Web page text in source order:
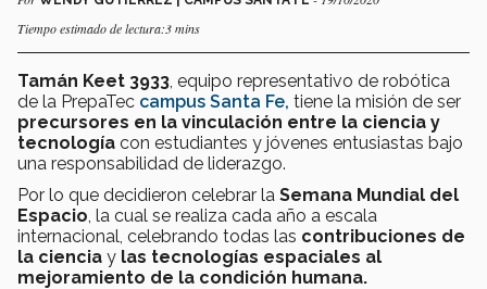
Tiempo estimado de lectura:3 mins
Tamán Keet 3933 , equipo representativo de robótica
de la PrepaTec campus Santa Fe, tiene la misión de ser
precursores en la vinculación entre la ciencia y
tecnología con estudiantes y jóvenes entusiastas bajo
una responsabilidad de liderazgo.
Por lo que decidieron celebrar la Semana Mundial del
Espacio , la cual se realiza cada año a escala
internacional, celebrando todas las contribuciones de
la ciencia y las tecnologías espaciales al
mejoramiento de la condición humana.